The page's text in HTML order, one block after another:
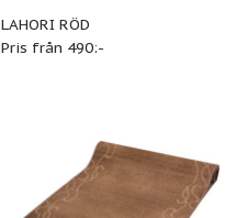
LAHORI RÖD
Pris från 490:-